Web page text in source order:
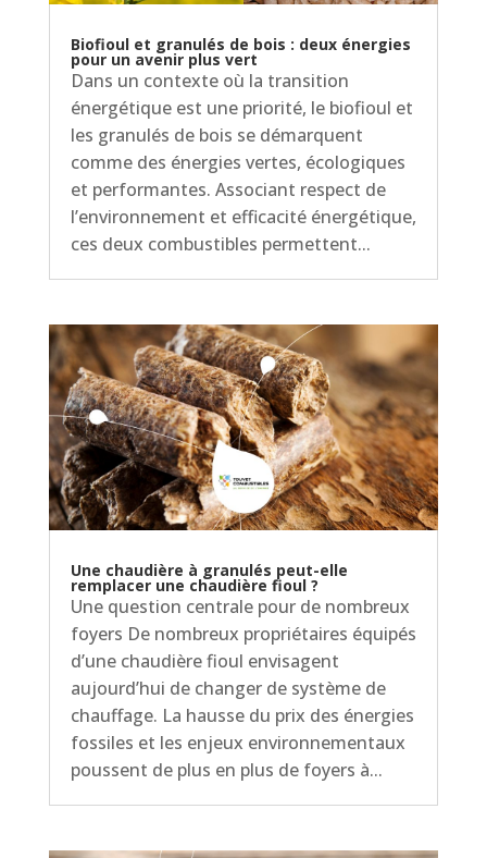
Biofioul et granulés de bois : deux énergies
pour un avenir plus vert
Dans un contexte où la transition
énergétique est une priorité, le biofioul et
les granulés de bois se démarquent
comme des énergies vertes, écologiques
et performantes. Associant respect de
l’environnement et efficacité énergétique,
ces deux combustibles permettent...
Une chaudière à granulés peut-elle
remplacer une chaudière fioul ?
Une question centrale pour de nombreux
foyers De nombreux propriétaires équipés
d’une chaudière fioul envisagent
aujourd’hui de changer de système de
chauffage. La hausse du prix des énergies
fossiles et les enjeux environnementaux
poussent de plus en plus de foyers à...